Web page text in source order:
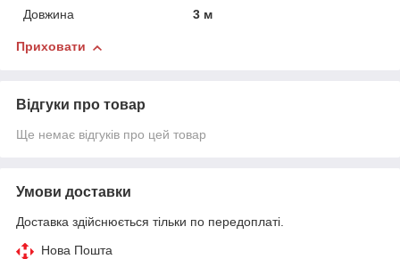
Довжина
3 м
Приховати
Відгуки про товар
Ще немає відгуків про цей товар
Умови доставки
Доставка здійснюється тільки по передоплаті.
Нова Пошта